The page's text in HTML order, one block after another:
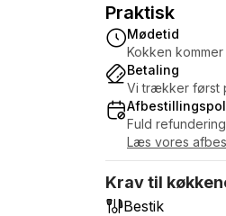
Praktisk
Mødetid
Kokken
Betaling
Vi trækker først
Fuld
Læs vores
Krav til
Bestik